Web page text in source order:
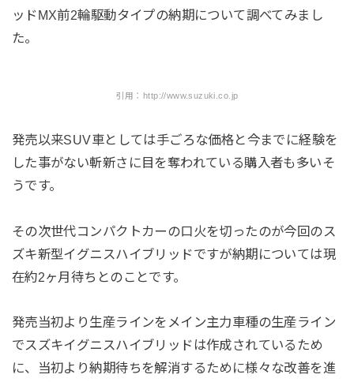
ッドMX前2輪駆動タイプの納期について調べてみまし
た。
引用：http://www.suzuki.co.jp
発売以来SUV車としては手ごろな価格と今までに経験を
した事がない斬新さに目を奪われている購入者も多いそ
うです。
その次世代コンパクトカーの口火を切ったのが今回のス
ズキ新型イグニスハイブリッドですが納期については現
在約2ヶ月待ちとのことです。
発売当初より生産ラインをメイン主力車種の生産ライン
でスズキイグニスハイブリッドは作成されているため
に、当初より納期待ちを解消するために様々な改善を進